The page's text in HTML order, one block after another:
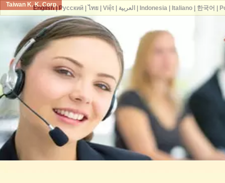
Taiwan K. K. Corp.
English| Русский| ไทย| Việt| العربية Indonesia| Italiano| 한국어